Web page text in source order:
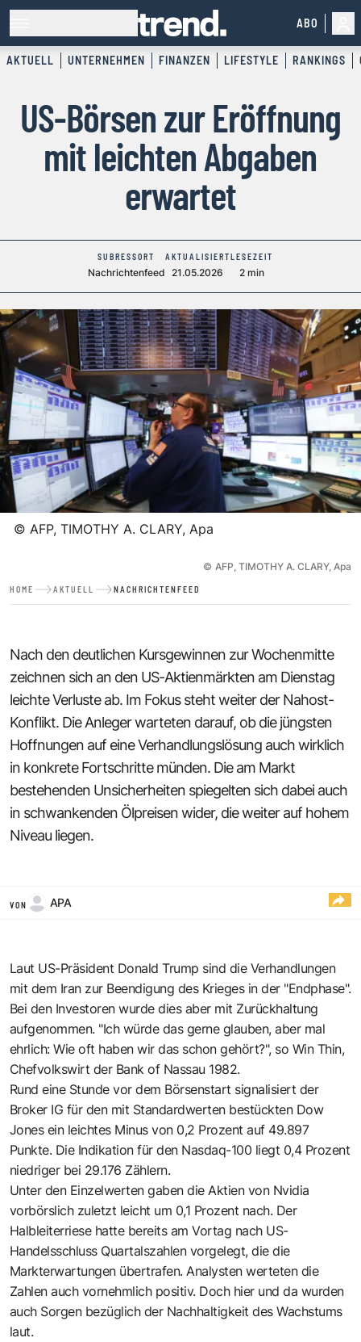
ABO
AKTUELL UNTERNEHMEN FINANZEN LIFESTYLE RANKINGS
US-Börsen zur Eröffnung
mit leichten Abgaben
erwartet
SUBRESSORT
Nachrichtenfeed
AKTUALISIERT
21.05.2026
LESEZEIT
2 min
© AFP, TIMOTHY A. CLARY, Apa
© AFP, TIMOTHY A. CLARY, Apa
HOME AKTUELL NACHRICHTENFEED
Nach den deutlichen Kursgewinnen zur Wochenmitte
zeichnen sich an den US-Aktienmärkten am Dienstag
leichte Verluste ab. Im Fokus steht weiter der Nahost-
Konflikt. Die Anleger warteten darauf, ob die jüngsten
Hoffnungen auf eine Verhandlungslösung auch wirklich
in konkrete Fortschritte münden. Die am Markt
bestehenden Unsicherheiten spiegelten sich dabei auch
in schwankenden Ölpreisen wider, die weiter auf hohem
Niveau liegen.
VON APA
Laut US-Präsident Donald Trump sind die Verhandlungen
mit dem Iran zur Beendigung des Krieges in der "Endphase".
Bei den Investoren wurde dies aber mit Zurückhaltung
aufgenommen. "Ich würde das gerne glauben, aber mal
ehrlich: Wie oft haben wir das schon gehört?", so Win Thin,
Chefvolkswirt der Bank of Nassau 1982.
Rund eine Stunde vor dem Börsenstart signalisiert der
Broker IG für den mit Standardwerten bestückten Dow
Jones ein leichtes Minus von 0,2 Prozent auf 49.897
Punkte. Die Indikation für den Nasdaq-100 liegt 0,4 Prozent
niedriger bei 29.176 Zählern.
Unter den Einzelwerten gaben die Aktien von Nvidia
vorbörslich zuletzt leicht um 0,1 Prozent nach. Der
Halbleiterriese hatte bereits am Vortag nach US-
Handelsschluss Quartalszahlen vorgelegt, die die
Markterwartungen übertrafen. Analysten werteten die
Zahlen auch vornehmlich positiv. Doch hier und da wurden
auch Sorgen bezüglich der Nachhaltigkeit des Wachstums
laut.